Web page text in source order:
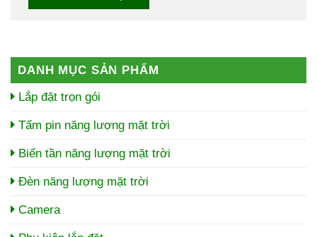
DANH MỤC SẢN PHẨM
Lắp đặt trọn gói
Tấm pin năng lượng mặt trời
Biến tần năng lượng mặt trời
Đèn năng lượng mặt trời
Camera